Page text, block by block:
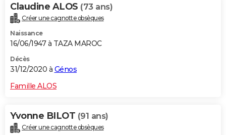
Claudine ALOS (73 ans)
Créer une cagnotte obsèques
Naissance
16/06/1947 à TAZA MAROC
Décès
31/12/2020 à Génos
Famille ALOS
Yvonne BILOT (91 ans)
Créer une cagnotte obsèques